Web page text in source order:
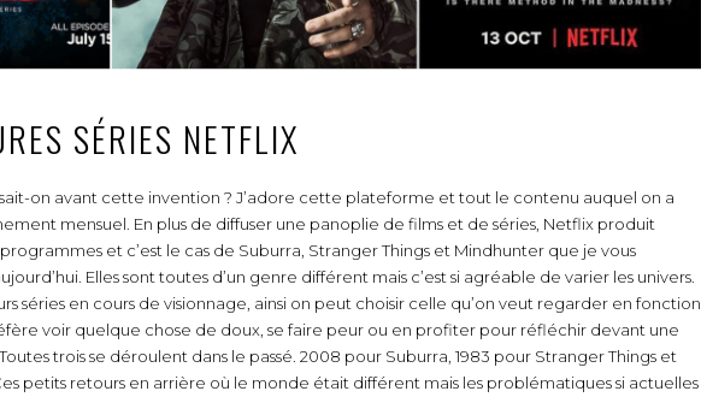
SÉRIES NETFLIX
on avant cette invention ? J’adore cette plateforme et tout le contenu auquel on a
mensuel. En plus de diffuser une panoplie de films et de séries, Netflix produit
et c’est le cas de Suburra, Stranger Things et Mindhunter que je vous
Elles sont toutes d’un genre différent mais c’est si agréable de varier les univers.
séries en cours de visionnage, ainsi on peut choisir celle qu’on veut regarder en fonction
voir quelque chose de doux, se faire peur ou en profiter pour réfléchir devant une
trois se déroulent dans le passé. 2008 pour Suburra, 1983 pour Stranger Things et
petits retours en arrière où le monde était différent mais les problématiques si actuelles